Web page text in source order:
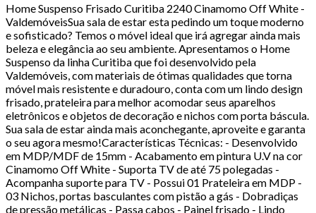
Home Suspenso Frisado Curitiba 2240 Cinamomo Off White -
ValdemóveisSua sala de estar esta pedindo um toque moderno
e sofisticado? Temos o móvel ideal que irá agregar ainda mais
beleza e elegância ao seu ambiente. Apresentamos o Home
Suspenso da linha Curitiba que foi desenvolvido pela
Valdemóveis, com materiais de ótimas qualidades que torna
móvel mais resistente e duradouro, conta com um lindo design
frisado, prateleira para melhor acomodar seus aparelhos
eletrônicos e objetos de decoração e nichos com porta báscula.
Sua sala de estar ainda mais aconchegante, aproveite e garanta
o seu agora mesmo!Características Técnicas: - Desenvolvido
em MDP/MDF de 15mm - Acabamento em pintura U.V na cor
Cinamomo Off White - Suporta TV de até 75 polegadas -
Acompanha suporte para TV - Possui 01 Prateleira em MDP -
03 Nichos, portas basculantes com pistão a gás - Dobradiças
de pressão metálicas - Passa cabos - Painel frisado - Lindo